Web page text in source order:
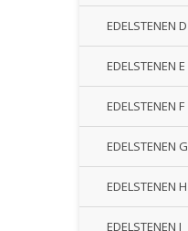
EDELSTENEN D
EDELSTENEN E
EDELSTENEN F
EDELSTENEN G
EDELSTENEN H
EDELSTENEN I